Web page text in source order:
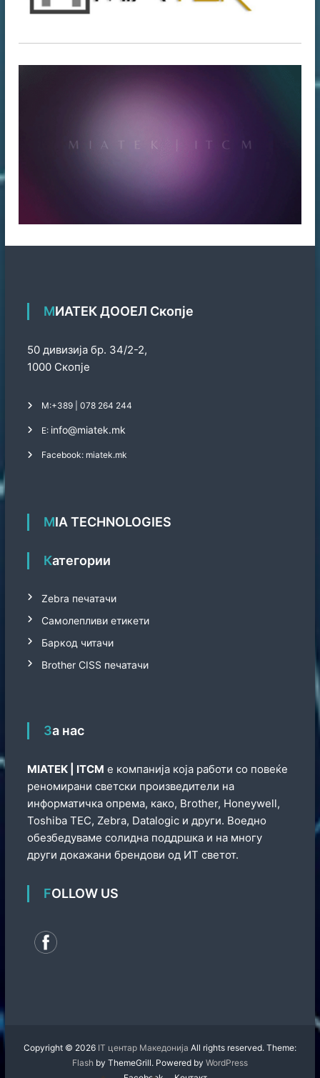
МИАТЕК ДООЕЛ Скопје
50 дивизија бр. 34/2-2,
1000 Скопје
М:+389 | 078 264 244
Е: info@miatek.mk
Facebook: miatek.mk
MIA TECHNOLOGIES
Категории
Zebra печатачи
Самолепливи етикети
Баркод читачи
Brother CISS печатачи
За нас
МIATEK | ITCM е компанија која работи со повеќе
реномирани светски произведители на
информатичка опрема, како, Brother, Honeywell,
Toshiba TEC, Zebra, Datalogic и други. Воедно
обезбедуваме солидна поддршка и на многу
други докажани брендови од ИТ светот.
FOLLOW US
Copyright © 2026 IT центар Македонија All rights reserved. Theme:
Flash by ThemeGrill. Powered by WordPress